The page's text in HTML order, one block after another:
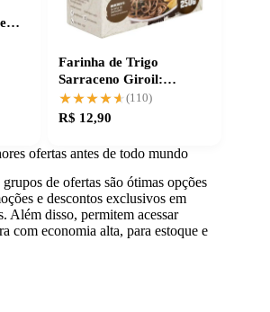
Farinha de Trigo
Sarraceno Giroil:
qualidade na medida
certa
★★★★★
★★★★★(110)
R$ 12,90
ofertas antes de todo mundo
de ofertas são ótimas opções
e descontos exclusivos em
Além disso, permitem acessar
com economia alta, para estoque e